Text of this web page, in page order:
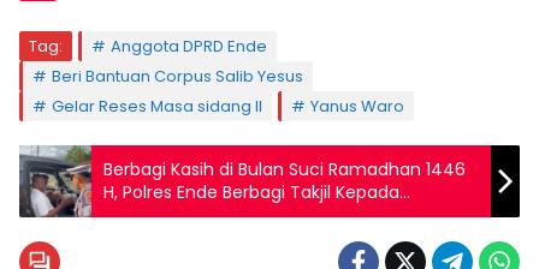
Tag:
Anggota DPRD Ende
Beri Bantuan Corpus Salib Yesus
Gelar Reses Masa sidang II
Yanus Waro
Berbagi Kasih di Bulan Suci Ramadhan 1446
H, Polres Ende Berbagi Takjil Kepada
Masyarakat